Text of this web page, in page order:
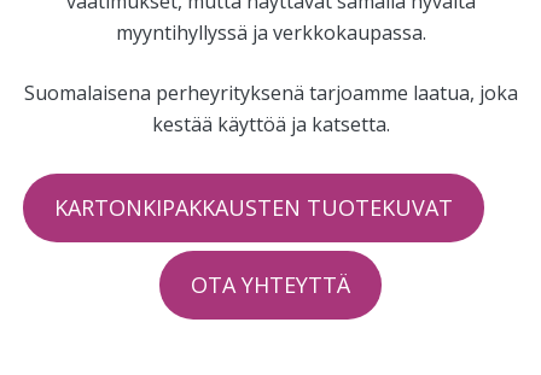
myyntihyllyssä ja verkkokaupassa.
Suomalaisena perheyrityksenä tarjoamme laatua, joka
kestää käyttöä ja katsetta.
KARTONKIPAKKAUSTEN TUOTEKUVAT
OTA YHTEYTTÄ